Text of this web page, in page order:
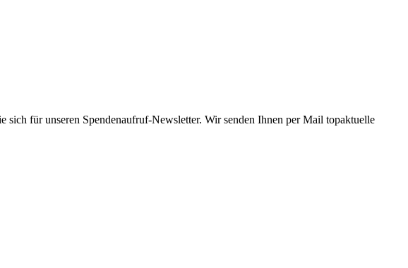
sich für unseren Spendenaufruf-Newsletter. Wir senden Ihnen per Mail topaktuelle